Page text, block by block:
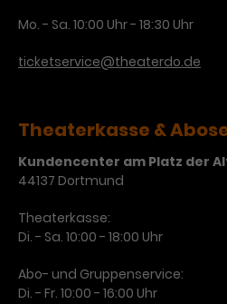
Mo. - Sa. 10:00 Uhr - 18:30 Uhr
ticketservice@theaterdo.de
Theaterkasse &
Kundencenter am Platz der
44137 Dortmund
Theaterkasse:
Di. - Sa. 10:00 - 18:00 Uhr
Abo- und Gruppenservice:
Di. - Fr. 10:00 - 16:00 Uhr